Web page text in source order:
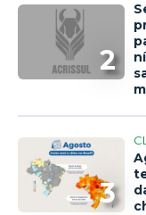
2
3